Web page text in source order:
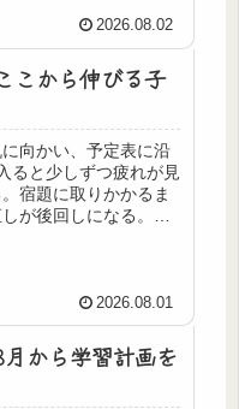
2026.08.02
こから伸びる子
向かい、予定表に沿
ると少しずつ疲れが見
宿題に取りかかるま
が後回しになる。保
2026.08.01
から学習計画を